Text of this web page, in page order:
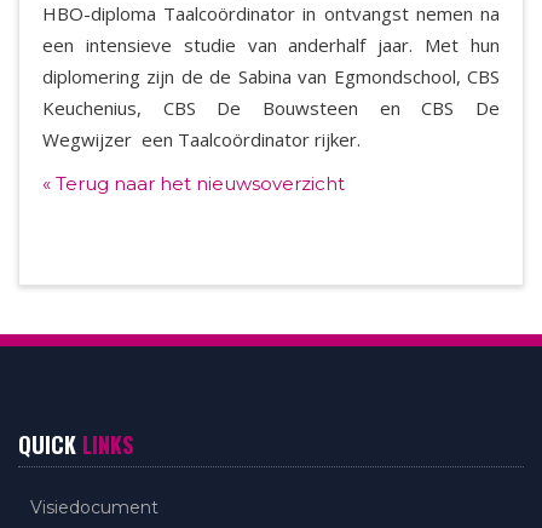
HBO-diploma Taalcoördinator in ontvangst nemen na
een intensieve studie van anderhalf jaar. Met hun
diplomering zijn de de Sabina van Egmondschool, CBS
Keuchenius, CBS De Bouwsteen en CBS De
Wegwijzer een Taalcoördinator rijker.
« Terug naar het nieuwsoverzicht
QUICK LINKS
Visiedocument